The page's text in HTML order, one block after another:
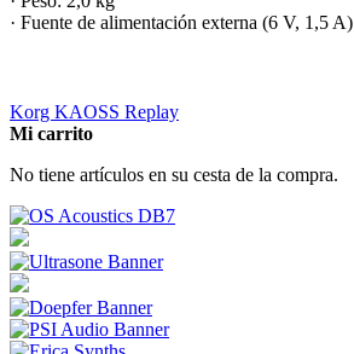
· Fuente de alimentación externa (6 V, 1,5 A)
Korg KAOSS Replay
Mi carrito
No tiene artículos en su cesta de la compra.